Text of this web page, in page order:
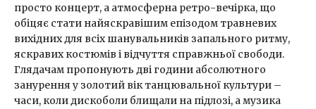
просто концерт, а атмосферна ретро-вечірка, що
обіцяє стати найяскравішим епізодом травневих
вихідних для всіх шанувальників запального ритму,
яскравих костюмів і відчуття справжньої свободи.
Глядачам пропонують дві години абсолютного
занурення у золотий вік танцювальної культури –
часи, коли дискоболи блищали на підлозі, а музика